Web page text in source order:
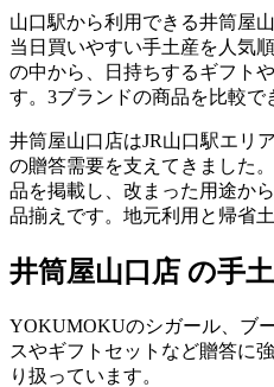
山口駅から利用できる井筒屋
当日買いやすい手土産を人気
の中から、日持ちするギフト
す。3ブランドの商品を比較で
井筒屋山口店はJR山口駅エリ
の贈答需要を支えてきました
品を掲載し、改まった用途か
品揃えです。地元利用と帰省
井筒屋山口店 の手
YOKUMOKUのシガール、ブ
スやギフトセットなど贈答に
り扱っています。